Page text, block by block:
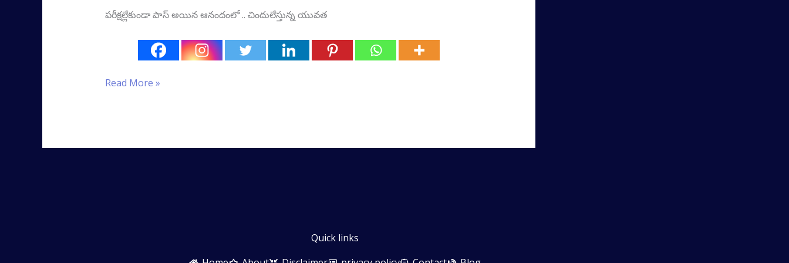
పరీక్షల్లేకుండా పాస్‌ అయిన ఆనందంలో .. చిందులేస్తున్న యువత
Read More »
Quick links